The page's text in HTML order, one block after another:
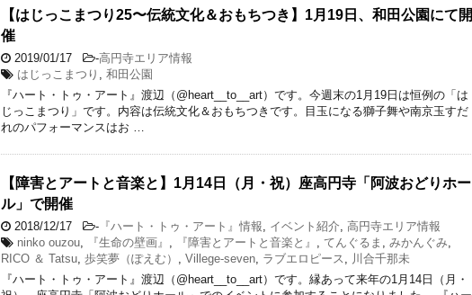
【はじっこまつり25〜伝統文化＆おもちつき】1月19日、和田公園にて開
催
2019/01/17 -高円寺エリア情報
はじっこまつり , 和田公園
『ハート・トゥ・アート』渡辺（@heart__to__art）です。今週末の1月19日は恒例の「は
じっこまつり」です。内容は伝統文化＆おもちつきです。目玉になる獅子舞や南京玉すだ
れのパフォーマンスはお …
【障害とアートと音楽と】1月14日（月・祝）座高円寺「阿波おどりホー
ル」で開催
2018/12/17 - 『ハート・トゥ・アート』情報, イベント紹介, 高円寺エリア情報
ninko ouzou, 『生命の壁画』 , 『障害とアートと音楽と』 , てんぐるま , みかんぐみ,
RICO ＆ Tatsu, 歩笑夢（ぽえむ） , Villege-seven, ラブエロピース , 川合千那未
『ハート・トゥ・アート』渡辺（@heart__to__art）です。縁あって来年の1月14日（月・